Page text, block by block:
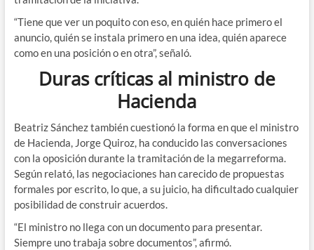
“Tiene que ver un poquito con eso, en quién hace primero el
anuncio, quién se instala primero en una idea, quién aparece
como en una posición o en otra”, señaló.
Duras críticas al ministro de
Hacienda
Beatriz Sánchez también cuestionó la forma en que el ministro
de Hacienda, Jorge Quiroz, ha conducido las conversaciones
con la oposición durante la tramitación de la megarreforma.
Según relató, las negociaciones han carecido de propuestas
formales por escrito, lo que, a su juicio, ha dificultado cualquier
posibilidad de construir acuerdos.
“El ministro no llega con un documento para presentar.
Siempre uno trabaja sobre documentos”, afirmó.